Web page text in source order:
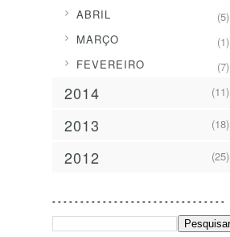
► ABRIL (5)
► MARÇO (1)
► FEVEREIRO (7)
2014 (11)
2013 (18)
2012 (25)
- - - - - - - - - - - - - - - - - - - - - - - - - - - - - - -